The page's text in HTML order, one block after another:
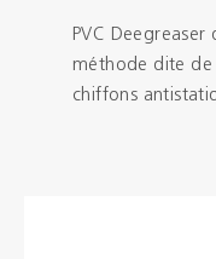
PVC
méthode dite
chiffons